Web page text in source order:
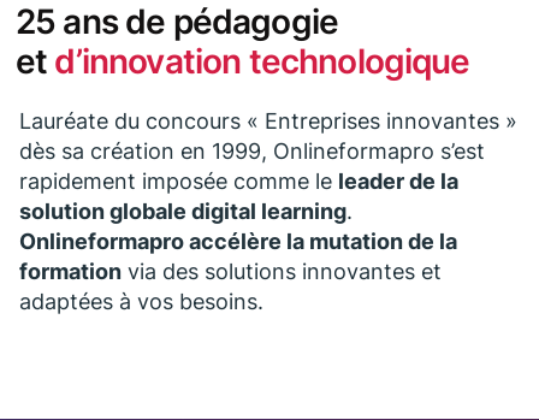
25 ans de pédagogie
et d’innovation technologique
Lauréate du concours « Entreprises innovantes »
dès sa création en 1999, Onlineformapro s’est
rapidement imposée comme le leader de la
solution globale digital learning.
Onlineformapro accélère la mutation de la
formationvia des solutions innovantes et
adaptées à vos besoins.